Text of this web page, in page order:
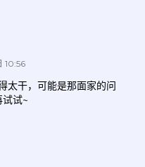
10:56
太干，可能是那面家的问
试~